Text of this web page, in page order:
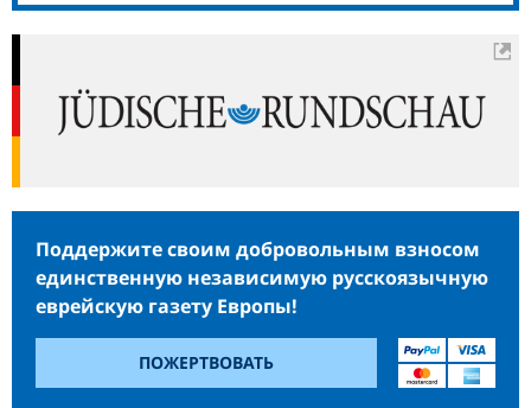
Поддержите своим добровольным взносом
единственную независимую русскоязычную
еврейскую газету Европы!
ПОЖЕРТВОВАТЬ